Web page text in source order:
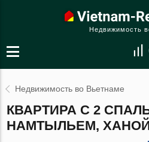
Недвижимость
Недвижимость во Вьетнаме
КВАРТИРА С 2
НАМТЫЛЬЕМ, ХАНОЙ